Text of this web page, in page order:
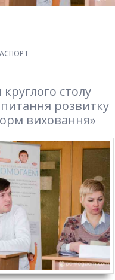
столу
розвитку
виховання»